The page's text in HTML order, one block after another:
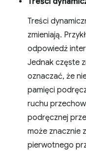
Treści
zmieniają.
odpowiedź
Jednak częste
oznaczać, że
pamięci
ruchu
podręcznej
może znacznie
pierwotnego